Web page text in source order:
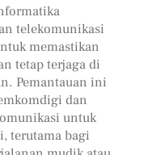
telekomunikasi
memastikan
tetap terjaga di
Pemantauan ini
dan
untuk
terutama bagi